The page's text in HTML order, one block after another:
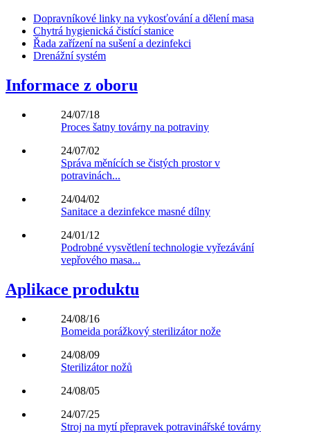
Dopravníkové linky na vykosťování a dělení masa
Chytrá hygienická čistící stanice
Řada zařízení na sušení a dezinfekci
Drenážní systém
Informace z oboru
24/07/18
Proces šatny továrny na potraviny
24/07/02
Správa měnících se čistých prostor v
potravinách...
24/04/02
Sanitace a dezinfekce masné dílny
24/01/12
Podrobné vysvětlení technologie vyřezávání
vepřového masa...
Aplikace produktu
24/08/16
Bomeida porážkový sterilizátor nože
24/08/09
Sterilizátor nožů
24/08/05
24/07/25
Stroj na mytí přepravek potravinářské továrny